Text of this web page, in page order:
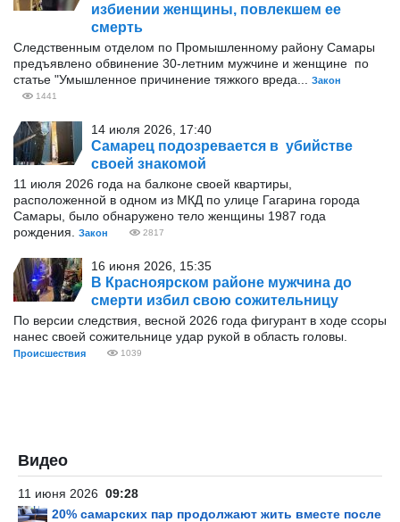
избиении женщины, повлекшем ее
смерть
Следственным отделом по Промышленному району Самары
предъявлено обвинение 30-летним мужчине и женщине по
статье "Умышленное причинение тяжкого вреда...
Закон
1441
14 июля 2026, 17:40
Самарец подозревается в убийстве
своей знакомой
11 июля 2026 года на балконе своей квартиры,
расположенной в одном из МКД по улице Гагарина города
Самары, было обнаружено тело женщины 1987 года
рождения.
Закон 2817
16 июня 2026, 15:35
В Красноярском районе мужчина до
смерти избил свою сожительницу
По версии следствия, весной 2026 года фигурант в ходе ссоры
нанес своей сожительнице удар рукой в область головы.
Происшествия 1039
Видео
11 июня 2026 09:28
20% самарских пар продолжают жить вместе после